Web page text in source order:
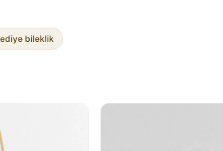
bileklik